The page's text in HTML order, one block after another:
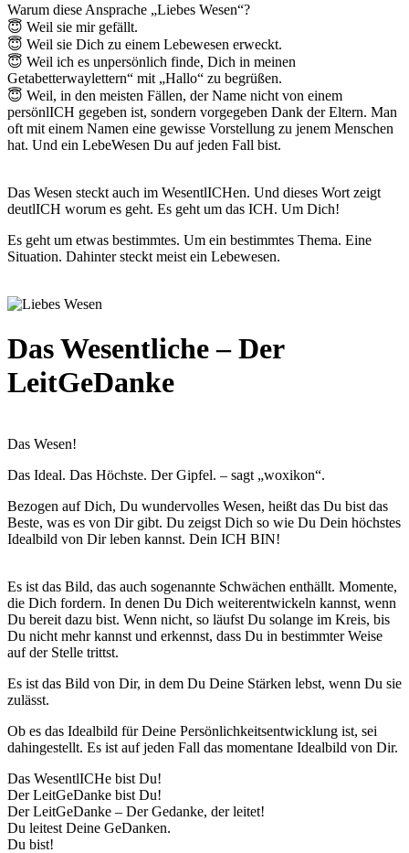
Warum diese Ansprache „Liebes Wesen“?
😇 Weil sie mir gefällt.
😇 Weil sie Dich zu einem Lebewesen erweckt.
😇 Weil ich es unpersönlich finde, Dich in meinen
Getabetterwaylettern“ mit „Hallo“ zu begrüßen.
😇 Weil, in den meisten Fällen, der Name nicht von einem
persönlICH gegeben ist, sondern vorgegeben Dank der Eltern. Man
oft mit einem Namen eine gewisse Vorstellung zu jenem Menschen
hat. Und ein LebeWesen Du auf jeden Fall bist.
Das Wesen steckt auch im WesentlICHen. Und dieses Wort zeigt
deutlICH worum es geht. Es geht um das ICH. Um Dich!
Es geht um etwas bestimmtes. Um ein bestimmtes Thema. Eine
Situation. Dahinter steckt meist ein Lebewesen.
Das Wesentliche – Der
LeitGeDanke
Das Wesen!
Das Ideal. Das Höchste. Der Gipfel. – sagt „woxikon“.
Bezogen auf Dich, Du wundervolles Wesen, heißt das Du bist das
Beste, was es von Dir gibt. Du zeigst Dich so wie Du Dein höchstes
Idealbild von Dir leben kannst. Dein ICH BIN!
Es ist das Bild, das auch sogenannte Schwächen enthällt. Momente,
die Dich fordern. In denen Du Dich weiterentwickeln kannst, wenn
Du bereit dazu bist. Wenn nicht, so läufst Du solange im Kreis, bis
Du nicht mehr kannst und erkennst, dass Du in bestimmter Weise
auf der Stelle trittst.
Es ist das Bild von Dir, in dem Du Deine Stärken lebst, wenn Du sie
zulässt.
Ob es das Idealbild für Deine Persönlichkeitsentwicklung ist, sei
dahingestellt. Es ist auf jeden Fall das momentane Idealbild von Dir.
Das WesentlICHe bist Du!
Der LeitGeDanke bist Du!
Der LeitGeDanke – Der Gedanke, der leitet!
Du leitest Deine GeDanken.
Du bist!